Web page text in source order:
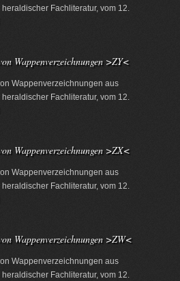
Fachliteratur, vom 12.
Wappenverzeichnungen >ZY<
Wappenverzeichnungen aus
Fachliteratur, vom 12.
Wappenverzeichnungen >ZX<
Wappenverzeichnungen aus
Fachliteratur, vom 12.
Wappenverzeichnungen >ZW<
Wappenverzeichnungen aus
Fachliteratur, vom 12.